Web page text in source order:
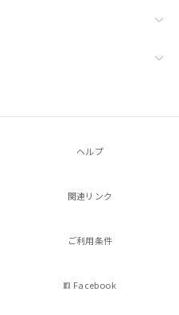
ヘルプ
関連リンク
ご利用条件
Facebook